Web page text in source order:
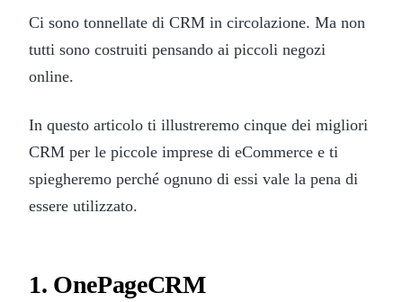
Ci sono tonnellate di CRM in circolazione. Ma non
tutti sono costruiti pensando ai piccoli negozi
online.
In questo articolo ti illustreremo cinque dei migliori
CRM per le piccole imprese di eCommerce e ti
spiegheremo perché ognuno di essi vale la pena di
essere utilizzato.
1. OnePageCRM